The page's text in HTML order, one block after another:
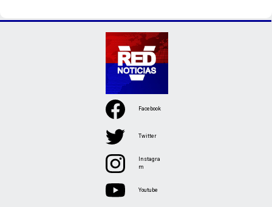
Facebook
Twitter
Instagra
m
Youtube